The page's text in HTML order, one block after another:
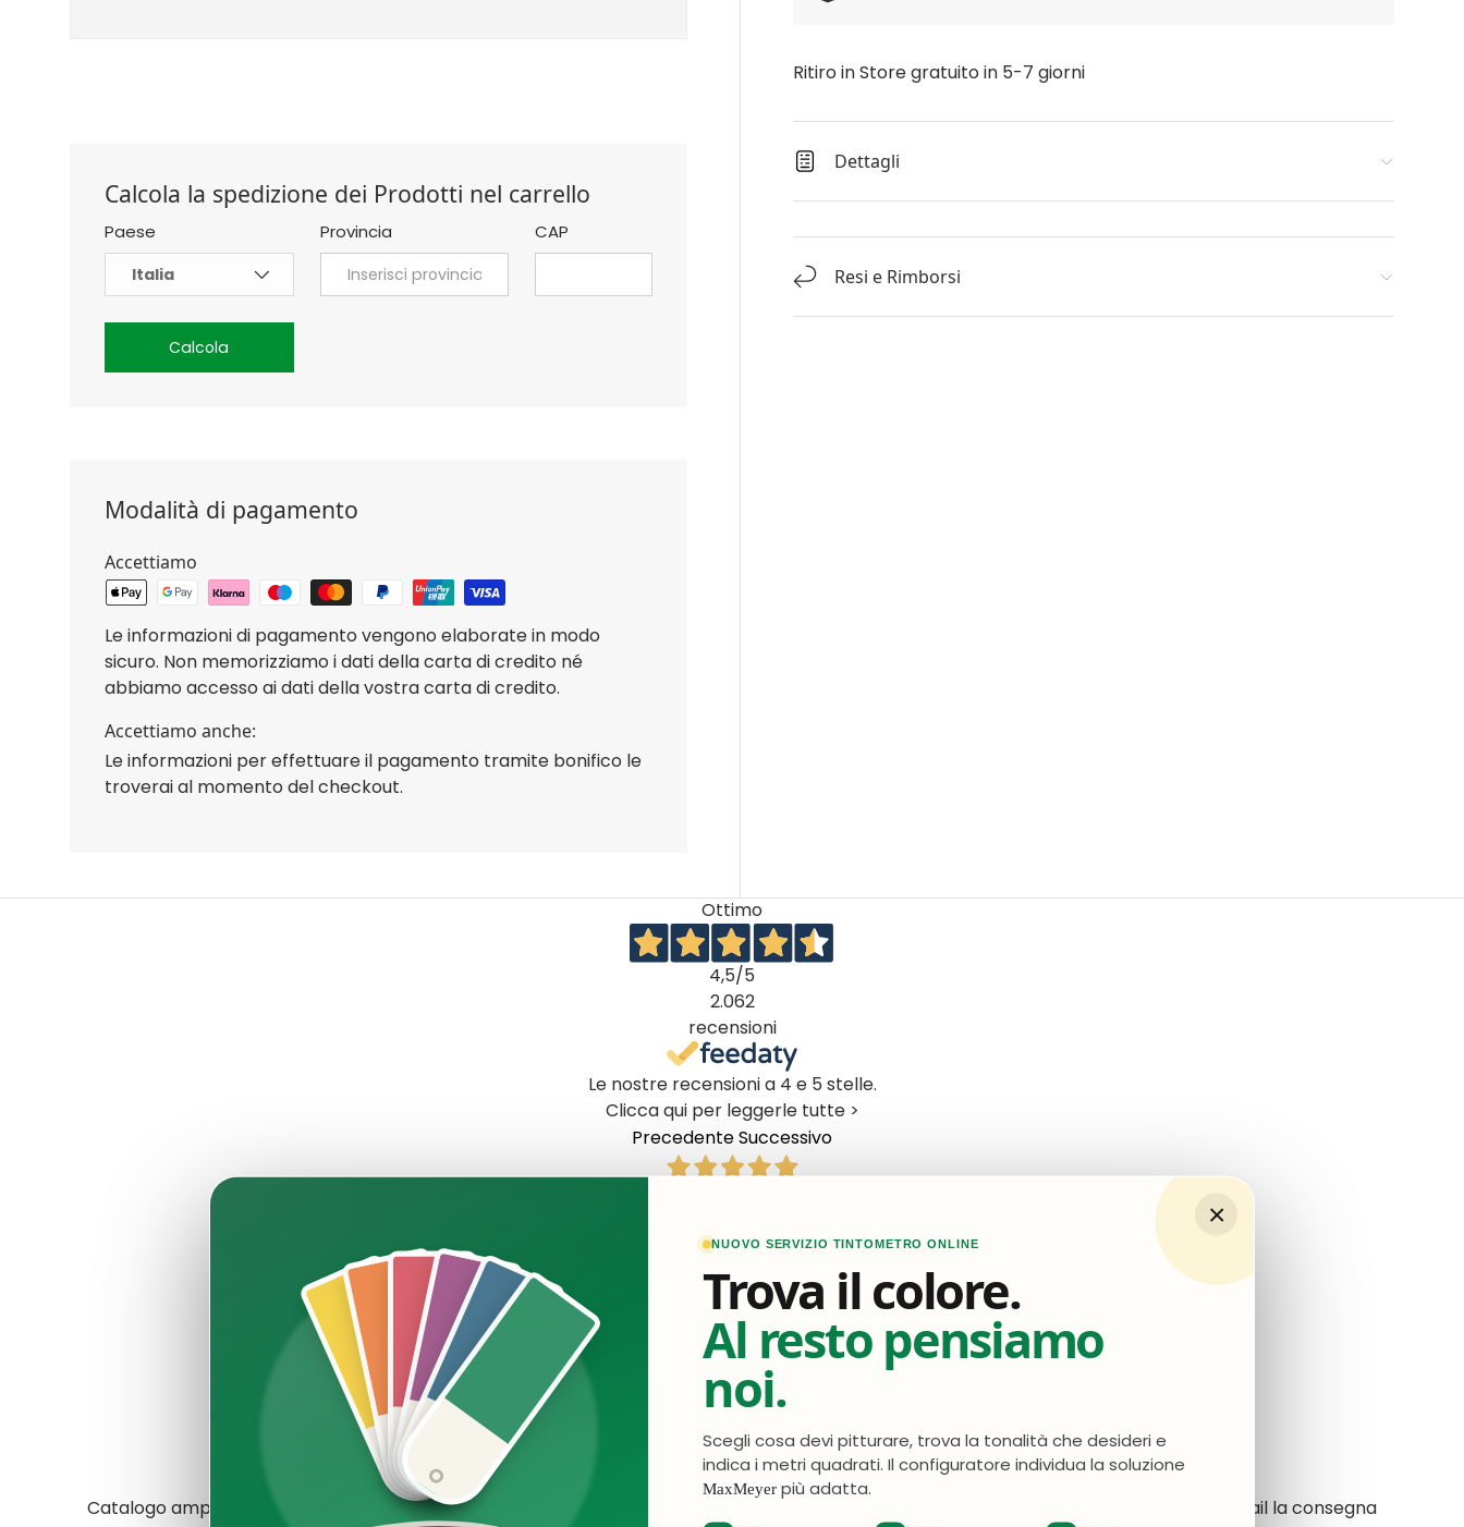
Ritiro in Store gratuito in 5-7 giorni
Dettagli
Resi e Rimborsi
Calcola la spedizione dei Prodotti nel carrello
Paese Provincia CAP
Calcola
Modalità di pagamento
Accettiamo
Le informazioni di pagamento vengono elaborate in modo
sicuro. Non memorizziamo i dati della carta di credito né
abbiamo accesso ai dati della vostra carta di credito.
Accettiamo anche:
Le informazioni per effettuare il pagamento tramite bonifico le
troverai al momento del checkout.
Ottimo
4,5/5
2.062
recensioni
Le nostre recensioni a 4 e 5 stelle.
Clicca qui per leggerle tutte >
PrecedenteSuccessivo
Acquirente verificato
2 Giorni Fa
Perfetto rapidi precisi
4 Giorni Fa
Catalogo ampio e prezzi competitivi. Non metto cinque stelle perché mi aspettavo una consegna più rapida: ho dovuto sollecitare via mail la consegna
×
NUOVO SERVIZIO TINTOMETRO ONLINE
Trova il colore.
Al resto pensiamo
noi.
Scegli cosa devi pitturare, trova la tonalità che desideri e
indica i metri quadrati. Il configuratore individua la soluzione
MaxMeyer più adatta.